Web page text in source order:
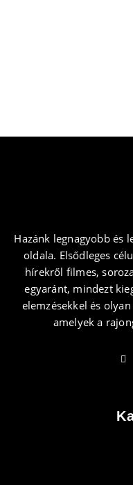
Hazánk legnagyobb és
oldala. Elsődleges
hírekről filmes,
egyaránt, mindezt
elemzésekkel és
amelyek a